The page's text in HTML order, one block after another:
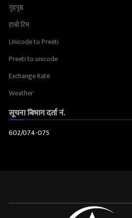
गृहपृष्ठ
हाम्रो टिम
Unicode to Preeti
Preeti to unicode
Exchange Rate
Weather
सूचना बिभाग दर्ता नं.
602/074-075